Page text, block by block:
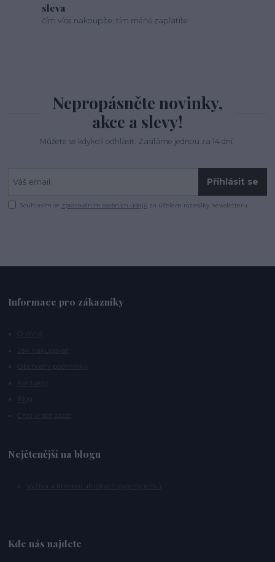
sleva
čím více nakoupíte, tím méně zaplatíte
Nepropásněte novinky,
akce a slevy!
Můžete se kdykoli odhlásit. Zasíláme jednou za 14 dní.
Přihlásit se
Souhlasím se zpracováním osobních údajů za účelem rozesílky newsletteru.
Informace pro zákazníky
Nejčtenější na blogu
Kde nás najdete